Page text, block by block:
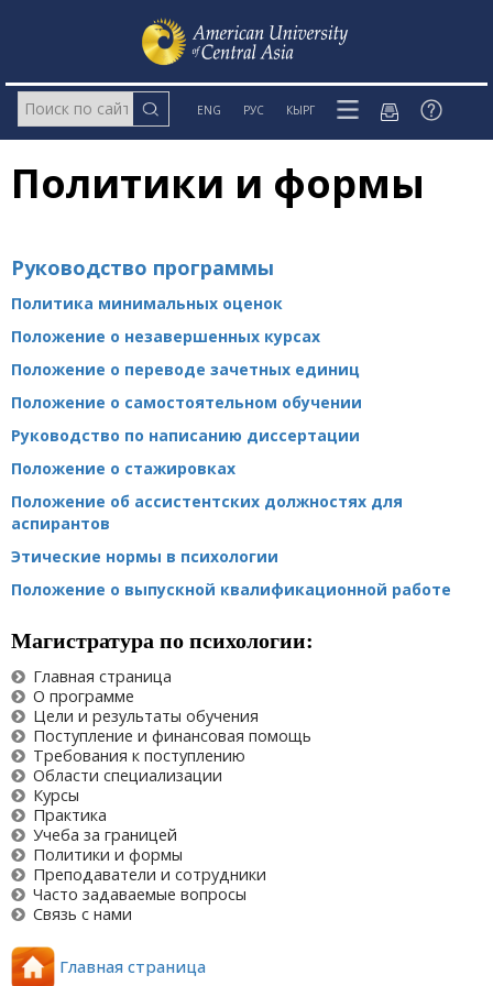
ENG РУС КЫРГ
Политики и формы
Руководство программы
Политика минимальных оценок
Положение о незавершенных курсах
Положение о переводе зачетных единиц
Положение о самостоятельном обучении
Руководство по написанию диссертации
Положение о стажировках
Положение об ассистентских должностях для
аспирантов
Этические нормы в психологии
Положение о выпускной квалификационной работе
Магистратура по психологии:
Главная страница
О программе
Цели и результаты обучения
Поступление и финансовая помощь
Требования к поступлению
Области специализации
Курсы
Практика
Учеба за границей
Политики и формы
Преподаватели и сотрудники
Часто задаваемые вопросы
Связь с нами
Главная страница